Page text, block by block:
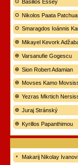
Basilios Essey
Nikolos Paata
Smaragdos Ioánnis
Mikayel Kevork
Varsanufie Gogescu
Sion Robert Adamian
Movses Kamo
Yezras Mkrtich
Juraj Stránský
Kyrillos Papanthimou
Makarij Nikolay